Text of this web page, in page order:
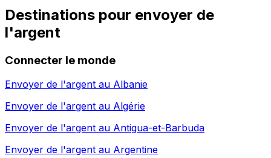
Destinations pour envoyer de
l'argent
Connecter le monde
Envoyer de l'argent au Albanie
Envoyer de l'argent au Algérie
Envoyer de l'argent au Antigua-et-Barbuda
Envoyer de l'argent au Argentine